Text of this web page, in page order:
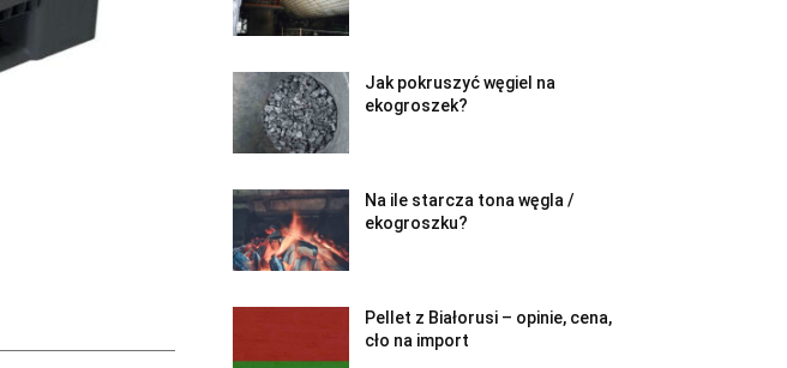
Jak pokruszyć węgiel na
ekogroszek?
Na ile starcza tona węgla /
ekogroszku?
Pellet z Białorusi – opinie, cena,
cło na import